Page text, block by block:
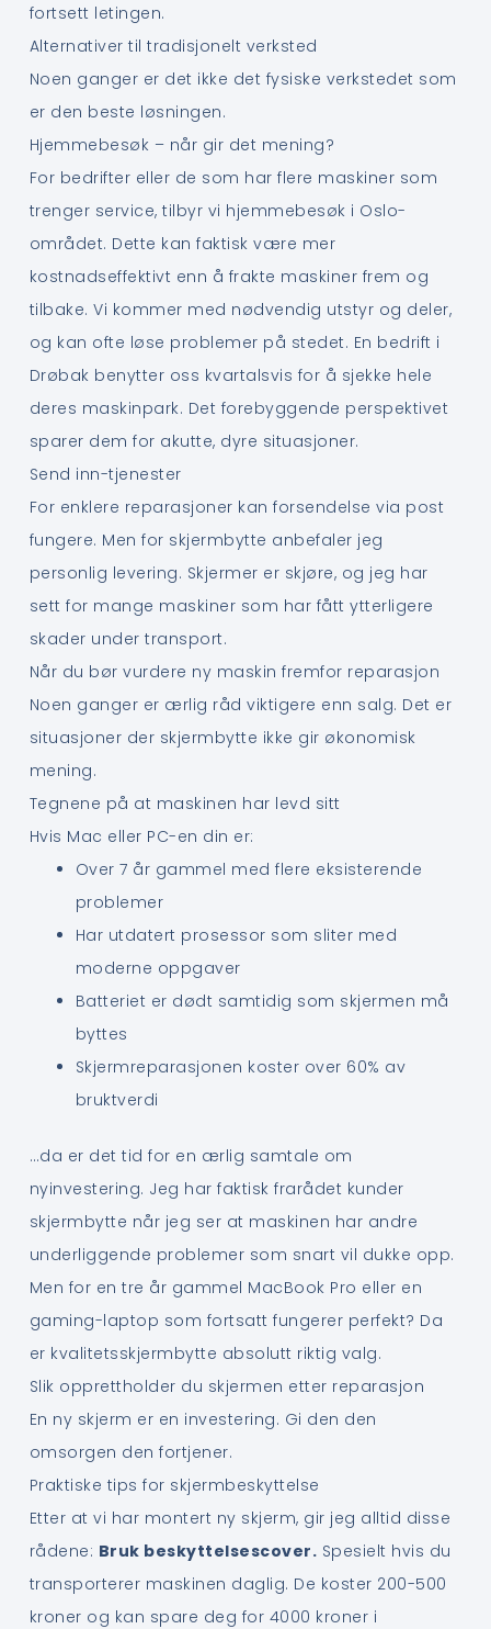
fortsett letingen.
Alternativer til tradisjonelt verksted
Noen ganger er det ikke det fysiske verkstedet som
er den beste løsningen.
Hjemmebesøk – når gir det mening?
For bedrifter eller de som har flere maskiner som
trenger service, tilbyr vi hjemmebesøk i Oslo-
området. Dette kan faktisk være mer
kostnadseffektivt enn å frakte maskiner frem og
tilbake. Vi kommer med nødvendig utstyr og deler,
og kan ofte løse problemer på stedet. En bedrift i
Drøbak benytter oss kvartalsvis for å sjekke hele
deres maskinpark. Det forebyggende perspektivet
sparer dem for akutte, dyre situasjoner.
Send inn-tjenester
For enklere reparasjoner kan forsendelse via post
fungere. Men for skjermbytte anbefaler jeg
personlig levering. Skjermer er skjøre, og jeg har
sett for mange maskiner som har fått ytterligere
skader under transport.
Når du bør vurdere ny maskin fremfor reparasjon
Noen ganger er ærlig råd viktigere enn salg. Det er
situasjoner der skjermbytte ikke gir økonomisk
mening.
Tegnene på at maskinen har levd sitt
Hvis Mac eller PC-en din er:
Over 7 år gammel med flere eksisterende
problemer
Har utdatert prosessor som sliter med
moderne oppgaver
Batteriet er dødt samtidig som skjermen må
byttes
Skjermreparasjonen koster over 60% av
bruktverdi
…da er det tid for en ærlig samtale om
nyinvestering. Jeg har faktisk frarådet kunder
skjermbytte når jeg ser at maskinen har andre
underliggende problemer som snart vil dukke opp.
Men for en tre år gammel MacBook Pro eller en
gaming-laptop som fortsatt fungerer perfekt? Da
er kvalitetsskjermbytte absolutt riktig valg.
Slik opprettholder du skjermen etter reparasjon
En ny skjerm er en investering. Gi den den
omsorgen den fortjener.
Praktiske tips for skjermbeskyttelse
Etter at vi har montert ny skjerm, gir jeg alltid disse
rådene: Bruk beskyttelsescover. Spesielt hvis du
transporterer maskinen daglig. De koster 200-500
kroner og kan spare deg for 4000 kroner i